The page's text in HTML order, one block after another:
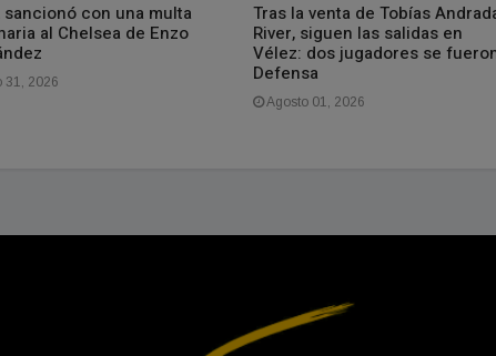
sancionó con una multa
al Chelsea de Enzo
31, 2026
Tras la venta de Tobías
River, siguen las salidas en
Vélez: dos jugadores se
Defensa
Agosto 01, 2026